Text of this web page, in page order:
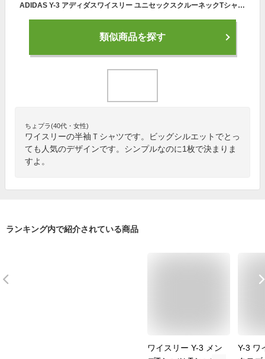
ADIDAS Y-3 アディダスワイスリー ユニセックスクルーネックTシャツ U CH1 COMMERATIVE SS TEE / HG8796 ブラック
類似商品を探す
ちょプラ(40代・女性)
ワイスリーの半袖Ｔシャツです。ビッグシルエットでとっ
ても人気のデザインです。シンプルなのに1枚で決まりま
すよ。
ランキング内で紹介されている商品
ワイスリー Y-3 メン
Y-3 ワ